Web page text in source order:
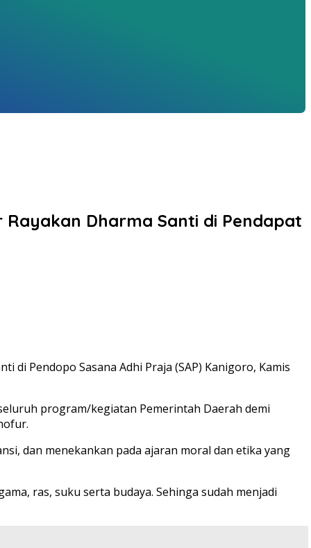
Dharma Santi di Pendapat
di Pendopo Sasana Adhi Praja (SAP) Kanigoro, Kamis
program/kegiatan Pemerintah Daerah demi
dan menekankan pada ajaran moral dan etika yang
ras, suku serta budaya. Sehinga sudah menjadi